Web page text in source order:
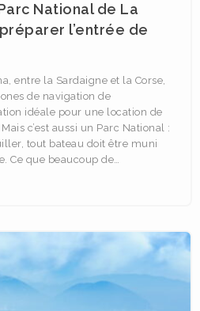
National de La
l’entrée de
entre la Sardaigne et la Corse,
de navigation de
idéale pour une location de
c’est aussi un Parc National :
tout bateau doit être muni
Ce que beaucoup de…